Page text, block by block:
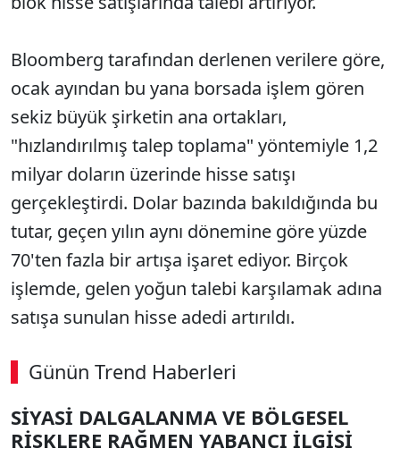
Bloomberg tarafından derlenen verilere göre,
ocak ayından bu yana borsada işlem gören
sekiz büyük şirketin ana ortakları,
"hızlandırılmış talep toplama" yöntemiyle 1,2
milyar doların üzerinde hisse satışı
gerçekleştirdi. Dolar bazında bakıldığında bu
tutar, geçen yılın aynı dönemine göre yüzde
70'ten fazla bir artışa işaret ediyor. Birçok
işlemde, gelen yoğun talebi karşılamak adına
satışa sunulan hisse adedi artırıldı.
Günün Trend Haberleri
SÖZCÜ SON DAKİKA
SİYASİ DALGALANMA VE BÖLGESEL
RİSKLERE RAĞMEN YABANCI İLGİSİ